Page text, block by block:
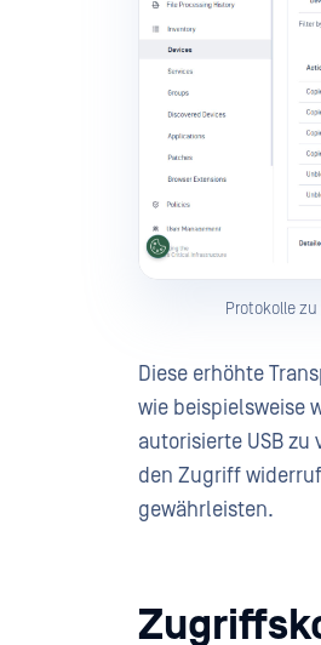
Protokolle
Diese erhöhte
wie beispielsweise
autorisierte USB
den Zugriff
gewährleisten.